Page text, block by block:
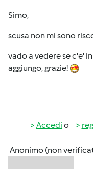
Simo,
scusa non mi sono
vado a vedere se c'e'
aggiungo, grazie!
Accedi o
Anonimo (non